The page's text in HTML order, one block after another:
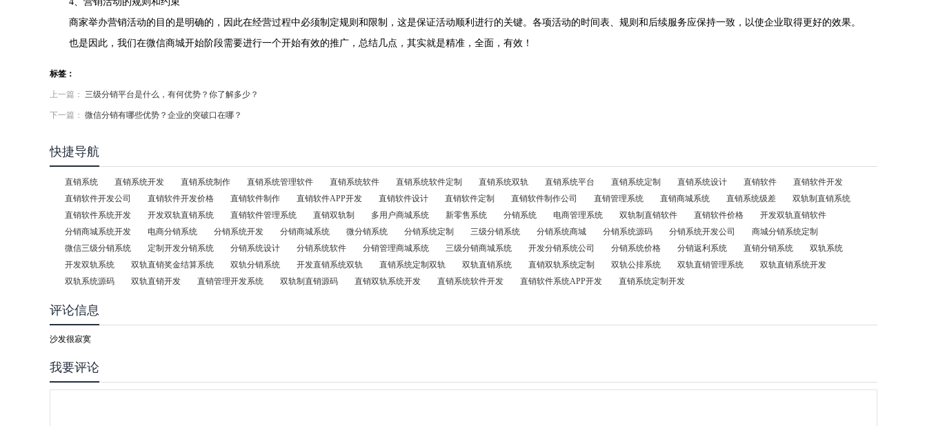
商家举办营销活动的目的是明确的，因此在经营过程中必须制定规则和限制，这是保证活动顺利进行的关键。各项活动的时间表、规则和后续服务应保持一致，以使企业取得更好的效果。
也是因此，我们在微信商城开始阶段需要进行一个开始有效的推广，总结几点，其实就是精准，全面，有效！
标签：
上一篇： 三级分销平台是什么，有何优势？你了解多少？
下一篇： 微信分销有哪些优势？企业的突破口在哪？
快捷导航
直销系统 直销系统开发 直销系统制作 直销系统管理软件 直销系统软件 直销系统软件定制 直销系统双轨 直销系统平台 直销系统定制 直销系统设计 直销软件
直销软件开发
直销软件开发公司
直销软件开发价格 直销软件制作 直销软件APP开发 直销软件设计 直销软件定制 直销软件制作公司 直销管理系统 直销商城系统 直销系统级差
双轨制直销系统
直销软件系统开发
开发双轨直销系统 直销软件管理系统 直销双轨制 多用户商城系统 新零售系统 分销系统 电商管理系统 双轨制直销软件 直销软件价格
开发双轨直销软件
分销商城系统开发
电商分销系统 分销系统开发 分销商城系统 微分销系统 分销系统定制 三级分销系统 分销系统商城 分销系统源码 分销系统开发公司
商城分销系统定制
微信三级分销系统
定制开发分销系统 分销系统设计 分销系统软件 分销管理商城系统 三级分销商城系统 开发分销系统公司 分销系统价格 分销返利系统 直销分销系统
双轨系统
开发双轨系统
双轨直销奖金结算系统 双轨分销系统 开发直销系统双轨 直销系统定制双轨 双轨直销系统 直销双轨系统定制 双轨公排系统 双轨直销管理系统
双轨直销系统开发
双轨系统源码
双轨直销开发 直销管理开发系统 双轨制直销源码 直销双轨系统开发 直销系统软件开发 直销软件系统APP开发 直销系统定制开发
评论信息
沙发很寂寞
我要评论